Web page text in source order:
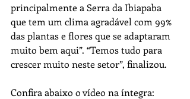
principalmente a Serra da Ibiapaba
que tem um clima agradável com 99%
das plantas e flores que se adaptaram
muito bem aqui”. “Temos tudo para
crescer muito neste setor”, finalizou.
Confira abaixo o vídeo na íntegra: